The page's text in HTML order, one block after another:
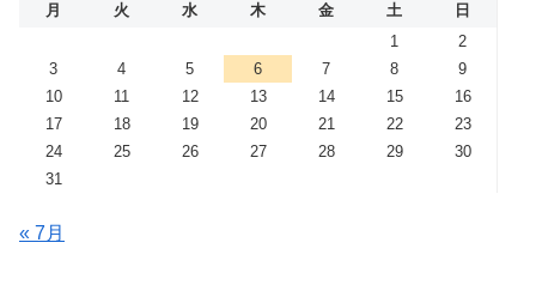
月 火 水 木 金 土
日
1
2
3
4 5 6 7 8
9
10
11 12 13 14 15
16
17
18 19 20 21 22
23
24
25 26 27 28 29
30
31
« 7月